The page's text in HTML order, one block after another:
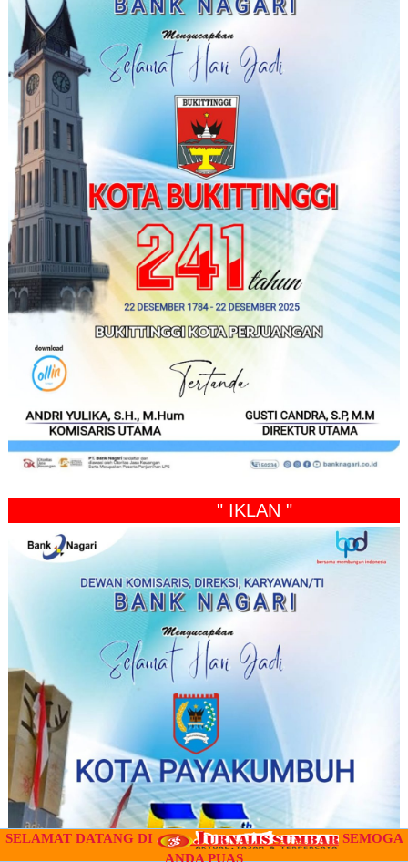
" IKLAN "
SELAMAT DATANG DI
SEMOGA
ANDA PUAS